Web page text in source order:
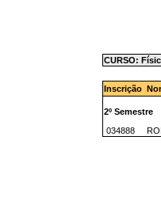
CURSO:
Inscrição
2º Semestre
034888